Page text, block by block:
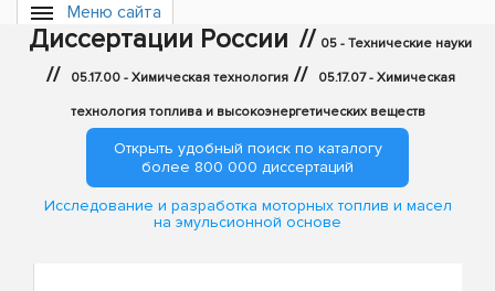
Меню сайта
Диссертации России // 05 - Технические науки
// 05.17.00 - Химическая технология // 05.17.07 - Химическая
технология топлива и высокоэнергетических веществ
Открыть удобный поиск по каталогу
более 800 000 диссертаций
Исследование и разработка моторных топлив и масел
на эмульсионной основе